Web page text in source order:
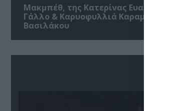
Μακμπέθ, της Κατερίνας
Γάλλο & Καρυοφυλλιά Καραμπέτη
Βασιλάκου